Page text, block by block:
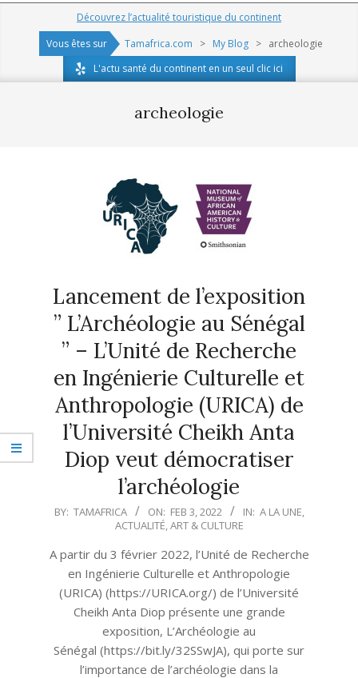
Navigation
Découvrez l’actualité touristique du continent
Vous êtes sur
Tamafrica.com > My Blog > archeologie
L'actu santé du continent en un seul clic ici
archeologie
Lancement de l’exposition
” L’Archéologie au Sénégal
” – L’Unité de Recherche
en Ingénierie Culturelle et
Anthropologie (URICA) de
l’Université Cheikh Anta
Diop veut démocratiser
l’archéologie
2022-
03
BY: TAMAFRICA ON: FEB 3, 2022 IN: A LA UNE,
ACTUALITÉ,ART & CULTURE
A partir du 3 février 2022, l’Unité de Recherche
en Ingénierie Culturelle et Anthropologie
(URICA) (https://URICA.org/) de l’Université
Cheikh Anta Diop présente une grande
exposition, L’Archéologie au
Sénégal (https://bit.ly/32SSwJA), qui porte sur
l’importance de l’archéologie dans la